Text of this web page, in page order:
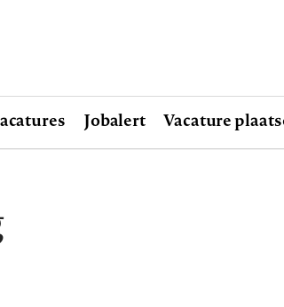
Jobalert Vacature